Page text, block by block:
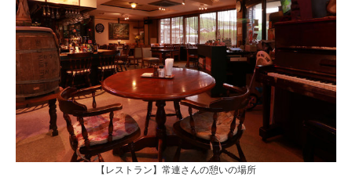
【レストラン】常連さんの憩いの場所